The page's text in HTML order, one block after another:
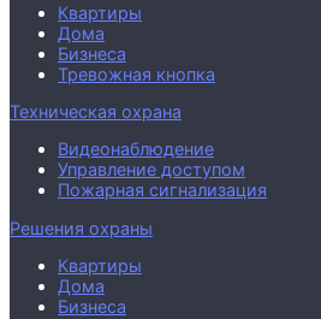
Квартиры
Дома
Бизнеса
Тревожная кнопка
Техническая охрана
Видеонаблюдение
Управление доступом
Пожарная сигнализация
Решения охраны
Квартиры
Дома
Бизнеса